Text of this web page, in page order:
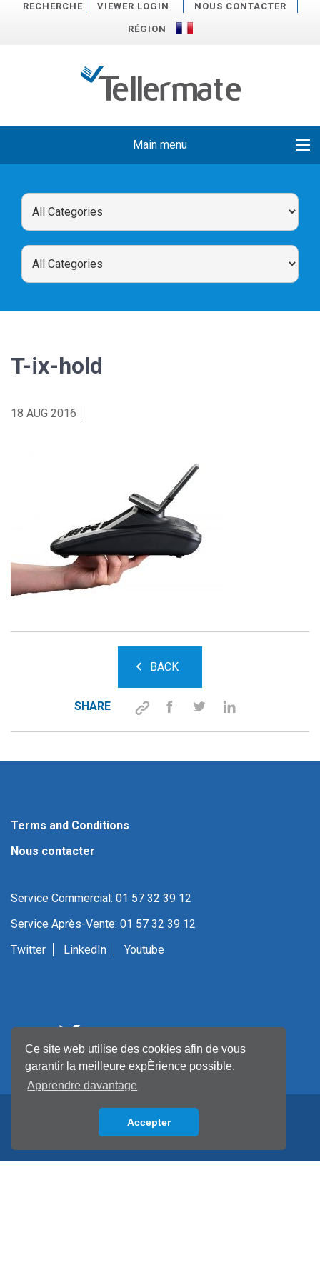
Ce site web utilise des cookies afin de vous
garantir la meilleure expÈrience possible.
Apprendre davantage
Accepter
RECHERCHE VIEWER LOGIN NOUS CONTACTER
RÉGION
Main menu
T-ix-hold
18 AUG 2016
BACK
SHARE
Terms and Conditions
Nous contacter
Service Commercial: 01 57 32 39 12
Service Après-Vente: 01 57 32 39 12
Twitter
LinkedIn Youtube
Back to top